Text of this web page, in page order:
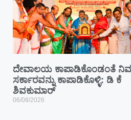
ದೇವಾಲಯ ಕಾಪಾಡಿಕೊಂಡಂತೆ
ಸರ್ಕಾರವನ್ನು ಕಾಪಾಡಿಕೊಳ್ಳಿ: ಡಿ ಕೆ
ಶಿವಕುಮಾರ್
06/08/2026